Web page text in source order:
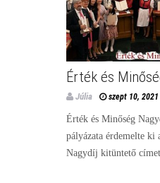
Érték és
Júlia szept 10, 2021
Érték és Minőség
pályázata érdemelte ki
Nagydíj kitüntető címet